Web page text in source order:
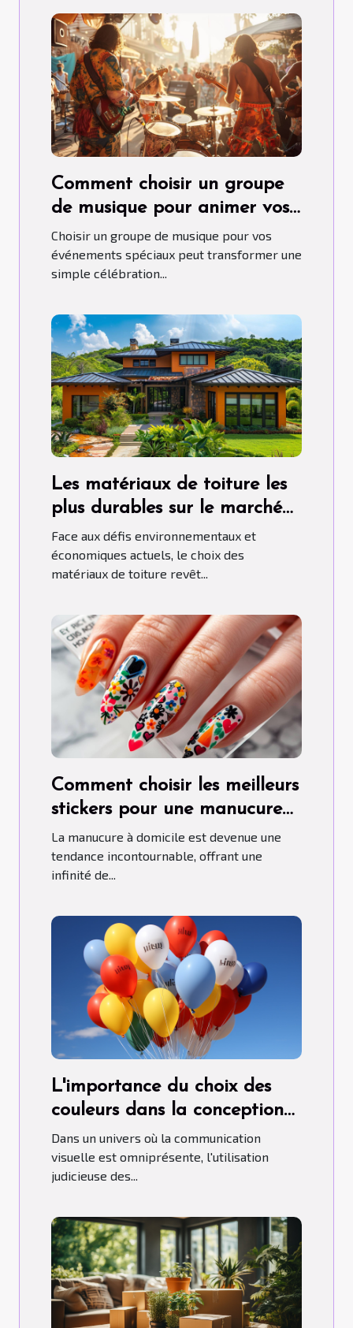
Comment choisir un groupe
de musique pour animer vos
événements spéciaux
Choisir un groupe de musique pour vos
événements spéciaux peut transformer une
simple célébration...
Les matériaux de toiture les
plus durables sur le marché
aujourd'hui
Face aux défis environnementaux et
économiques actuels, le choix des
matériaux de toiture revêt...
Comment choisir les meilleurs
stickers pour une manucure
maison parfaite
La manucure à domicile est devenue une
tendance incontournable, offrant une
infinité de...
L'importance du choix des
couleurs dans la conception
de ballons publicitaires
hélium.
Dans un univers où la communication
visuelle est omniprésente, l'utilisation
judicieuse des...